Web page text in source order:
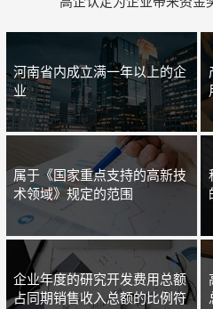
河南省内成立满一年以上的企
业
属于《国家重点支持的高新技
术领域》规定的范围
企业年度的研究开发费用总额
占同期销售收入总额的比例符